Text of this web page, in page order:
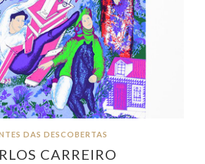
DAS DESCOBERTAS
CARREIRO